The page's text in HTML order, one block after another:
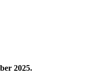
2025.